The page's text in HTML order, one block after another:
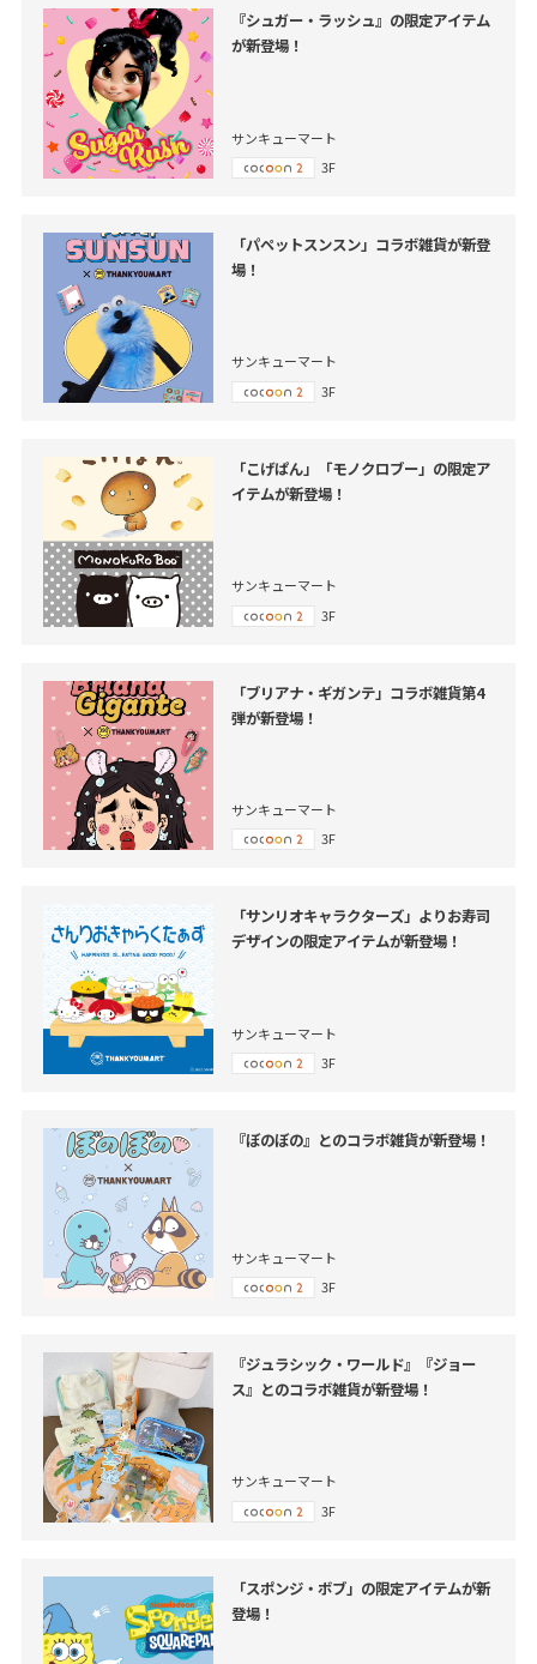
『シュガー・ラッシュ』の限定アイテム
が新登場！
サンキューマート
3F
「パペットスンスン」コラボ雑貨が新登
場！
サンキューマート
3F
「こげぱん」「モノクロブー」の限定ア
イテムが新登場！
サンキューマート
3F
「ブリアナ・ギガンテ」コラボ雑貨第4
弾が新登場！
サンキューマート
3F
「サンリオキャラクターズ」よりお寿司
デザインの限定アイテムが新登場！
サンキューマート
3F
『ぼのぼの』とのコラボ雑貨が新登場！
サンキューマート
3F
『ジュラシック・ワールド』『ジョー
ス』とのコラボ雑貨が新登場！
サンキューマート
3F
「スポンジ・ボブ」の限定アイテムが新
登場！